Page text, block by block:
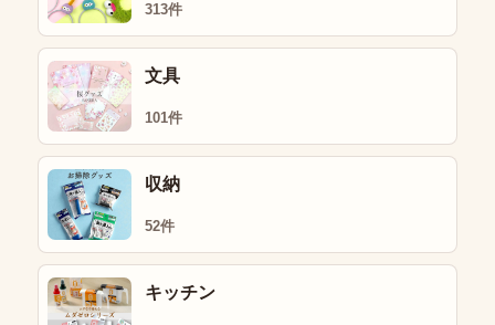
313件
文具
101件
収納
52件
キッチン